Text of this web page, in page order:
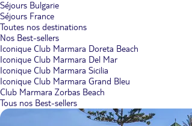
Séjours Bulgarie
Séjours France
Toutes nos destinations
Nos Best-sellers
Iconique Club Marmara Doreta Beach
Iconique Club Marmara Del Mar
Iconique Club Marmara Sicilia
Iconique Club Marmara Grand Bleu
Club Marmara Zorbas Beach
Tous nos Best-sellers